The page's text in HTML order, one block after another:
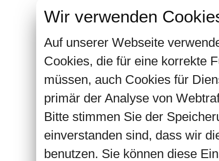
Wir verwenden
Auf unserer Webseite
Cookies, die für eine korrekte
müssen, auch Cookies für
primär der Analyse von
Bitte stimmen Sie der
einverstanden sind, dass wir
benutzen. Sie können diese